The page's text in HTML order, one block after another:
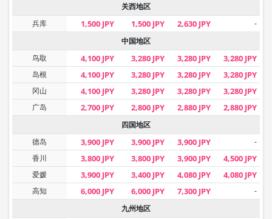
关西地区
兵库
1,500 JPY 1,500 JPY 2,630 JPY
-
中国地区
鸟取
4,100 JPY 3,280 JPY 3,280 JPY 3,280 JPY
岛根 4,100 JPY 3,280 JPY 3,280 JPY 3,280 JPY
冈山 4,100 JPY 3,280 JPY 3,280 JPY 3,280 JPY
广岛 2,700 JPY 2,800 JPY 2,880 JPY 2,880 JPY
四国地区
德岛
3,900 JPY 3,900 JPY 3,900 JPY
-
香川
3,800 JPY 3,800 JPY 3,900 JPY 4,500 JPY
爱媛 3,900 JPY 3,400 JPY 4,080 JPY 4,080 JPY
高知 6,000 JPY 6,000 JPY 7,300 JPY
-
九州地区